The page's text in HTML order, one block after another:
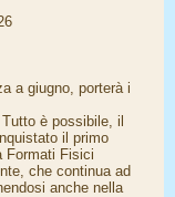
a giugno, porterà i
è possibile, il
il primo
Formati Fisici
che continua ad
anche nella